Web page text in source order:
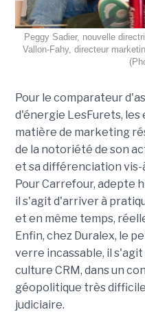
Peggy Sadier, nouvelle
Vallon-Fahy, directeur
Pour le comparateur
d'énergie LesFurets, les
matière de marketing
de la notoriété de son
et sa différenciation vis-
Pour Carrefour, adepte
il s'agit d'arriver à
et en même temps,
Enfin, chez Duralex, le
verre incassable, il
culture CRM, dans un
géopolitique très
judiciaire.